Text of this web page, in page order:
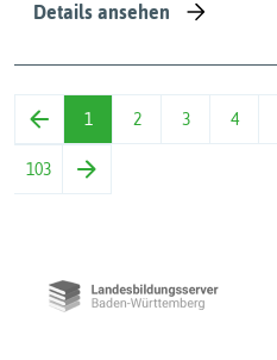
Details ansehen
1 2 3 4
103